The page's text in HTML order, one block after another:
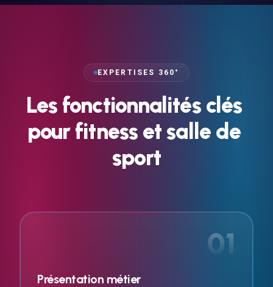
EXPERTISES 360°
Les fonctionnalités clés
pour fitness et salle de
sport
01
Présentation métier